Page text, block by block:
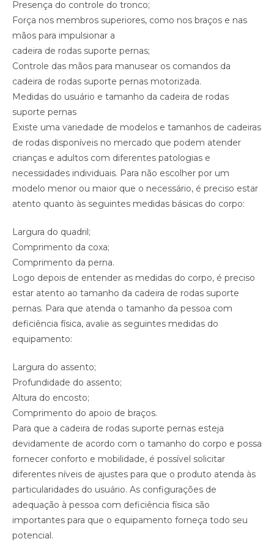
Presença do controle do tronco;
Força nos membros superiores, como nos braços e nas
mãos para impulsionar a
cadeira de rodas suporte pernas;
Controle das mãos para manusear os comandos da
cadeira de rodas suporte pernas motorizada.
Medidas do usuário e tamanho da cadeira de rodas
suporte pernas
Existe uma variedade de modelos e tamanhos de cadeiras
de rodas disponíveis no mercado que podem atender
crianças e adultos com diferentes patologias e
necessidades individuais. Para não escolher por um
modelo menor ou maior que o necessário, é preciso estar
atento quanto às seguintes medidas básicas do corpo:
Largura do quadril;
Comprimento da coxa;
Comprimento da perna.
Logo depois de entender as medidas do corpo, é preciso
estar atento ao tamanho da cadeira de rodas suporte
pernas. Para que atenda o tamanho da pessoa com
deficiência física, avalie as seguintes medidas do
equipamento:
Largura do assento;
Profundidade do assento;
Altura do encosto;
Comprimento do apoio de braços.
Para que a cadeira de rodas suporte pernas esteja
devidamente de acordo com o tamanho do corpo e possa
fornecer conforto e mobilidade, é possível solicitar
diferentes níveis de ajustes para que o produto atenda às
particularidades do usuário. As configurações de
adequação à pessoa com deficiência física são
importantes para que o equipamento forneça todo seu
potencial.